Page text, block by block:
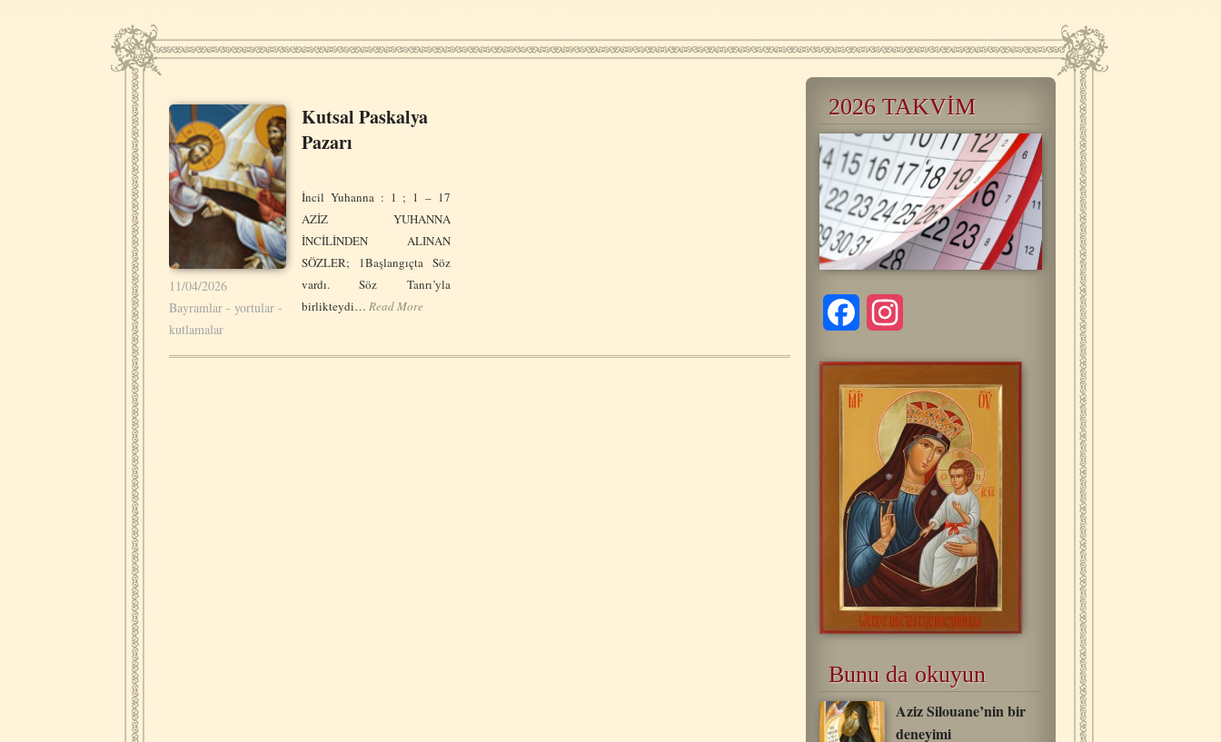
11/04/2026
Bayramlar - yortular -
kutlamalar
Kutsal Paskalya
Pazarı
İncil Yuhanna : 1 ; 1 – 17
AZİZ YUHANNA
İNCİLİNDEN ALINAN
SÖZLER; 1Başlangıçta Söz
vardı. Söz Tanrı’yla
birlikteydi…Read More
2026 TAKVİM
Facebook
Bunu da okuyun
Aziz Silouane’nin bir
deneyimi